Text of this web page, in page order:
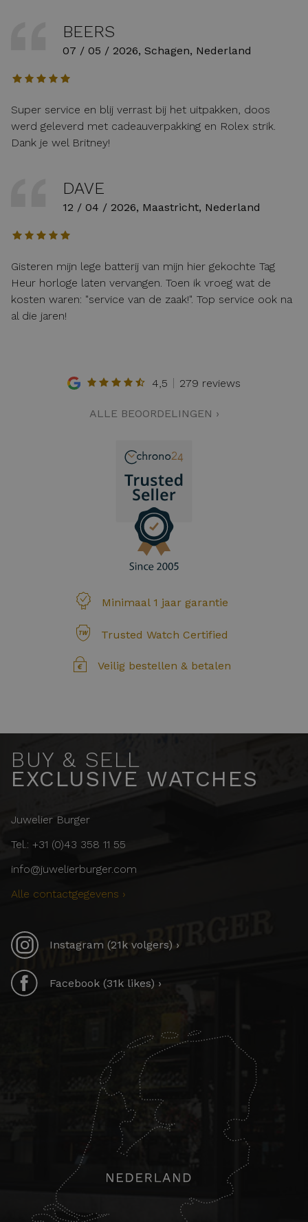
BEERS
07 / 05 / 2026, Schagen, Nederland
Super service en blij verrast bij het uitpakken, doos
werd geleverd met cadeauverpakking en Rolex strik.
Dank je wel Britney!
DAVE
12 / 04 / 2026, Maastricht, Nederland
Gisteren mijn lege batterij van mijn hier gekochte Tag
Heur horloge laten vervangen. Toen ik vroeg wat de
kosten waren: "service van de zaak!". Top service ook na
al die jaren!
4,5 279 reviews
ALLE BEOORDELINGEN ›
Minimaal 1 jaar garantie
Trusted Watch Certified
Veilig bestellen & betalen
BUY & SELL
EXCLUSIVE WATCHES
Juwelier Burger
Tel.: +31 (0)43 358 11 55
info@juwelierburger.com
Alle contactgegevens ›
Instagram (21k volgers) ›
Facebook (31k likes) ›